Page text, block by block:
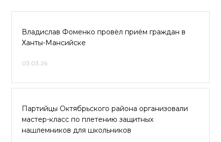
Владислав Фоменко провёл приём граждан в
Ханты-Мансийске
03.03.26
Партийцы Октябрьского района организовали
мастер-класс по плетению защитных
нашлемников для школьников